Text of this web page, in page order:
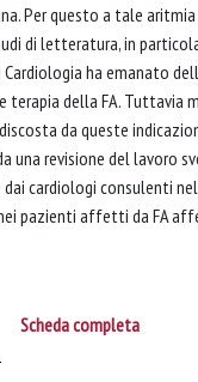
Per questo a tale
di letteratura, in
ha emanato
terapia della FA. Tuttavia
da queste
una revisione del lavoro
cardiologi consulenti
pazienti affetti da FA
Scheda completa